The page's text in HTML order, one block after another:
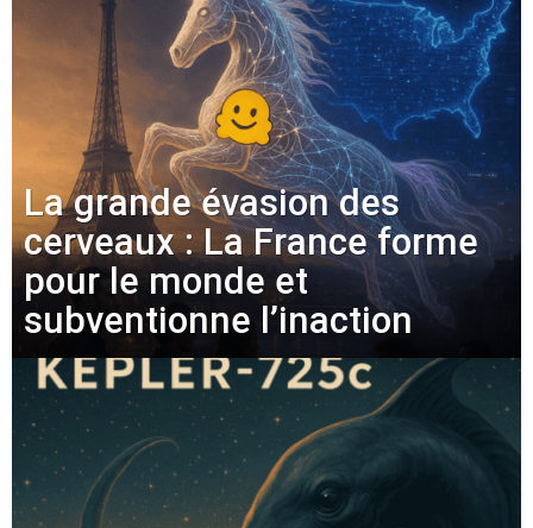
La grande évasion des
cerveaux : La France forme
pour le monde et
subventionne l’inaction